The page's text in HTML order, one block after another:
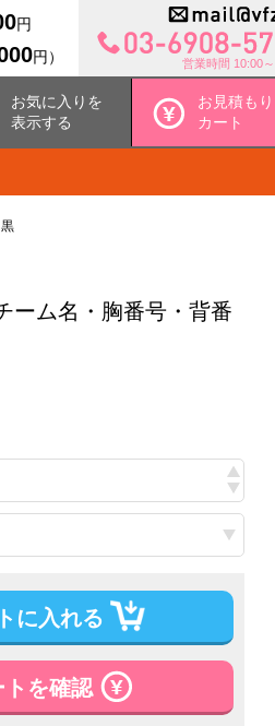
円
円） 営業時間 10:00
お気に入りを
表示する
お見積もり
カート
ーム名・胸番号・背番
に入れる
トを確認